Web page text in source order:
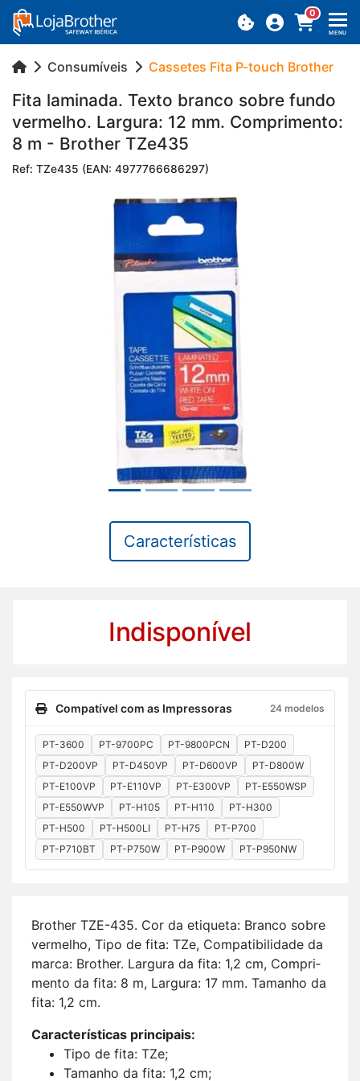
0
MENU
Consumíveis Cassetes Fita P-touch Brother
Fita la­mi­nada. Texto branco sobre fundo
ver­melho. Lar­gura: 12 mm. Com­pri­mento:
8 m - Brother TZe435
Ref: TZe435 (EAN: 4977766686297)
Características
Indisponível
Compatível com as Impressoras 24 modelos
PT-3600 PT-9700PC PT-9800PCN
PT-D200
PT-D200VP
PT-D450VP PT-D600VP
PT-D800W
PT-E100VP
PT-E110VP PT-E300VP
PT-E550WSP
PT-E550WVP
PT-H105 PT-H110
PT-H300
PT-H500
PT-H500LI PT-H75
PT-P700
PT-P710BT
PT-P750W PT-P900W PT-P950NW
Brother TZE-435. Cor da eti­queta: Branco sobre
ver­melho, Tipo de fita: TZe, Com­pa­ti­bi­li­dade da
marca: Brother. Lar­gura da fita: 1,2 cm, Com­pri­
mento da fita: 8 m, Lar­gura: 17 mm. Ta­manho da
fita: 1,2 cm.
Ca­rac­te­rís­ticas prin­ci­pais:
Tipo de fita: TZe;
Ta­manho da fita: 1,2 cm;